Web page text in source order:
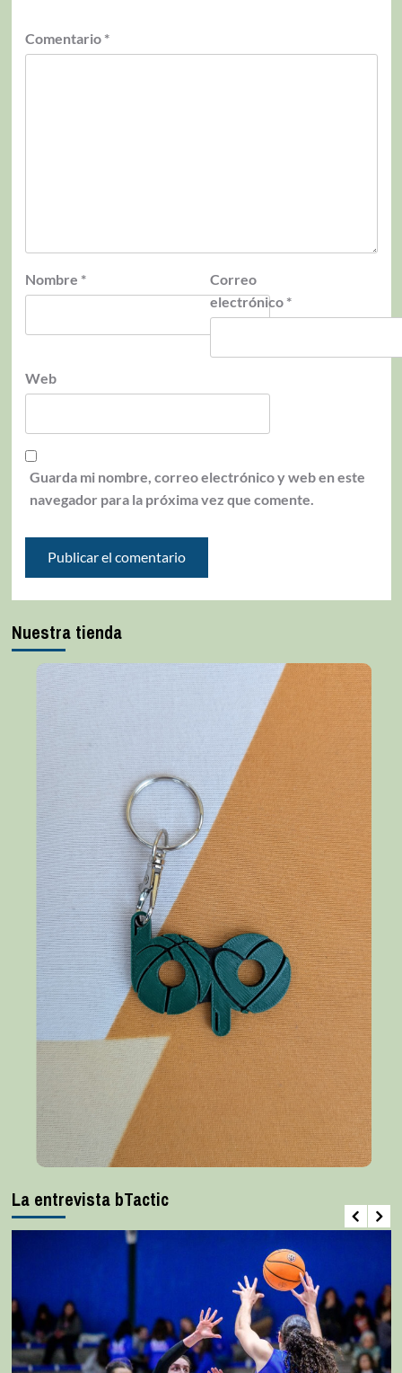
Comentario *
Nombre *
Correo
electrónico *
Web
Guarda mi nombre, correo electrónico y web en este
navegador para la próxima vez que comente.
Nuestra tienda
La entrevista bTactic